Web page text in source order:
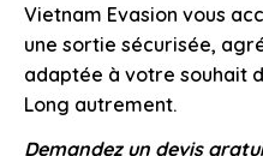
Vietnam Evasion vous
une sortie sécurisée,
adaptée à votre souhait
Long autrement.
Demandez un devis